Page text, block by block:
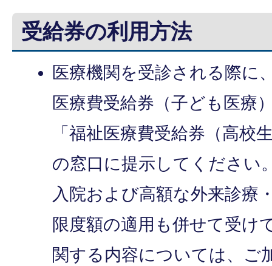
受給券の利用方法
医療機関を受診される際に
医療費受給券（子ども医療
「福祉医療費受給券（高校
の窓口に提示してください
入院および高額な外来診療
限度額の適用も併せて受け
関する内容については、ご